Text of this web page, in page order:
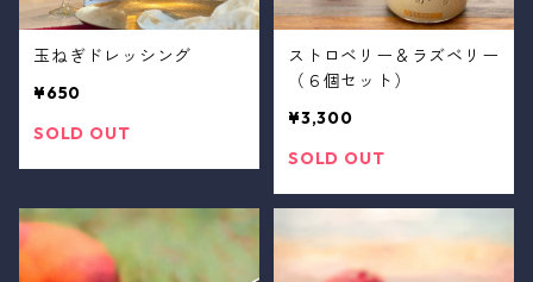
玉ねぎドレッシング
¥650
SOLD OUT
ストロベリー＆ラズベリー
（６個セット）
¥3,300
SOLD OUT